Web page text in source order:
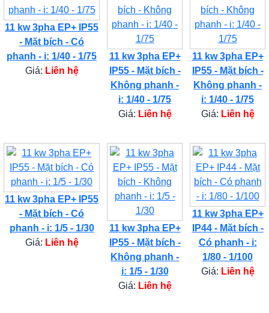
11 kw 3pha EP+ IP55
- Mặt bích - Có
phanh - i: 1/40 - 1/75
Giá: Liên hệ
11 kw 3pha EP+
IP55 - Mặt bích -
Không phanh -
i: 1/40 - 1/75
Giá: Liên hệ
11 kw 3pha EP+
IP55 - Mặt bích -
Không phanh -
i: 1/40 - 1/75
Giá: Liên hệ
11 kw 3pha EP+ IP55
- Mặt bích - Có
phanh - i: 1/5 - 1/30
Giá: Liên hệ
11 kw 3pha EP+
IP55 - Mặt bích -
Không phanh -
i: 1/5 - 1/30
Giá: Liên hệ
11 kw 3pha EP+
IP44 - Mặt bích -
Có phanh - i:
1/80 - 1/100
Giá: Liên hệ